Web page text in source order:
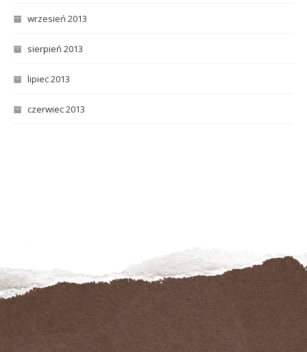
wrzesień 2013
sierpień 2013
lipiec 2013
czerwiec 2013